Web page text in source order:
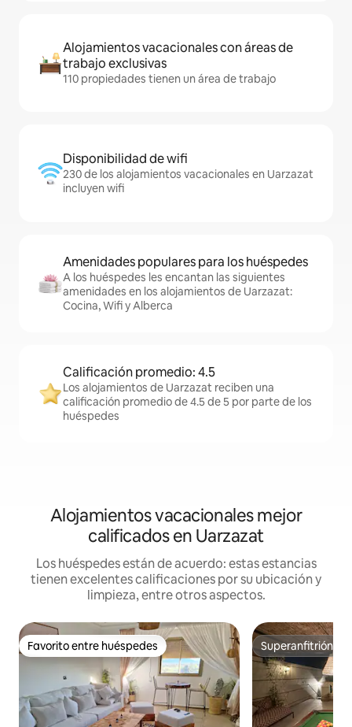
Alojamientos vacacionales con áreas de
trabajo exclusivas
110 propiedades tienen un área de trabajo
Disponibilidad de wifi
230 de los alojamientos vacacionales en Uarzazat
incluyen wifi
Amenidades populares para los huéspedes
A los huéspedes les encantan las siguientes
amenidades en los alojamientos de Uarzazat:
Cocina, Wifi y Alberca
Calificación promedio: 4.5
Los alojamientos de Uarzazat reciben una
calificación promedio de 4.5 de 5 por parte de los
huéspedes
Alojamientos vacacionales mejor
calificados en Uarzazat
Los huéspedes están de acuerdo: estas estancias
tienen excelentes calificaciones por su ubicación y
limpieza, entre otros aspectos.
Favorito entre huéspedes
Favorito entre huéspedes Superanfitrión
Superanfitrión